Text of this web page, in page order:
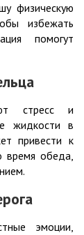
физическую
избежать
помогут
стресс и
жидкости в
привести к
время обеда,
эмоции,